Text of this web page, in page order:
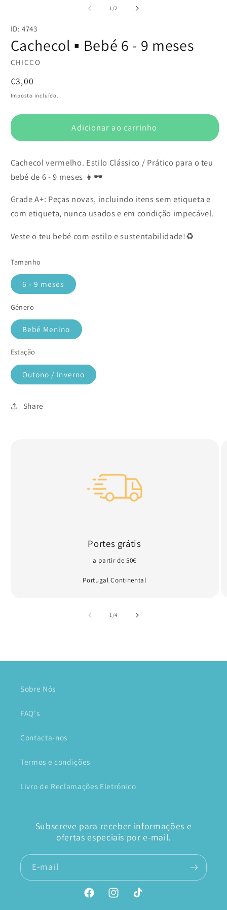
modal
1/de
2
ID: 4743
Cachecol ▪️ Bebé 6 - 9 meses
CHICCO
Preço
normal
€3,00
Imposto incluído.
Adicionar ao carrinho
Cachecol vermelho. Estilo Clássico / Prático para o teu
bebé de 6 - 9 meses 👦🕶️
Grade A+: Peças novas, incluindo itens sem etiqueta e
com etiqueta, nunca usados e em condição impecável.
Veste o teu bebé com estilo e sustentabilidade!♻️
Tamanho
6 - 9 meses
Género
Bebé Menino
Estação
Outono / Inverno
Share
Portes grátis
a partir de 50€
Portugal Continental
1/de
4
Sobre Nós
FAQ's
Contacta-nos
Termos e condições
Livro de Reclamações Eletrónico
Subscreve para receber informações e
ofertas especiais por e-mail.
E-mail
FacebookInstagramTikTok